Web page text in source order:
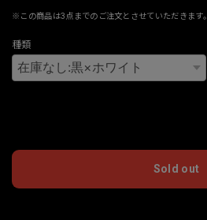
※この商品は3点までのご注文とさせていただきます。
種類
Sold out